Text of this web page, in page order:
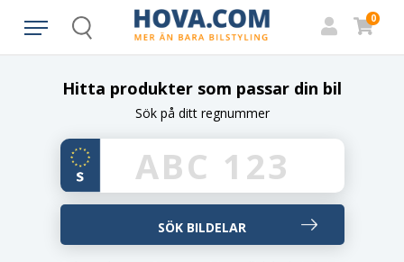
Search
0
Hitta produkter som passar din bil
Sök på ditt regnummer